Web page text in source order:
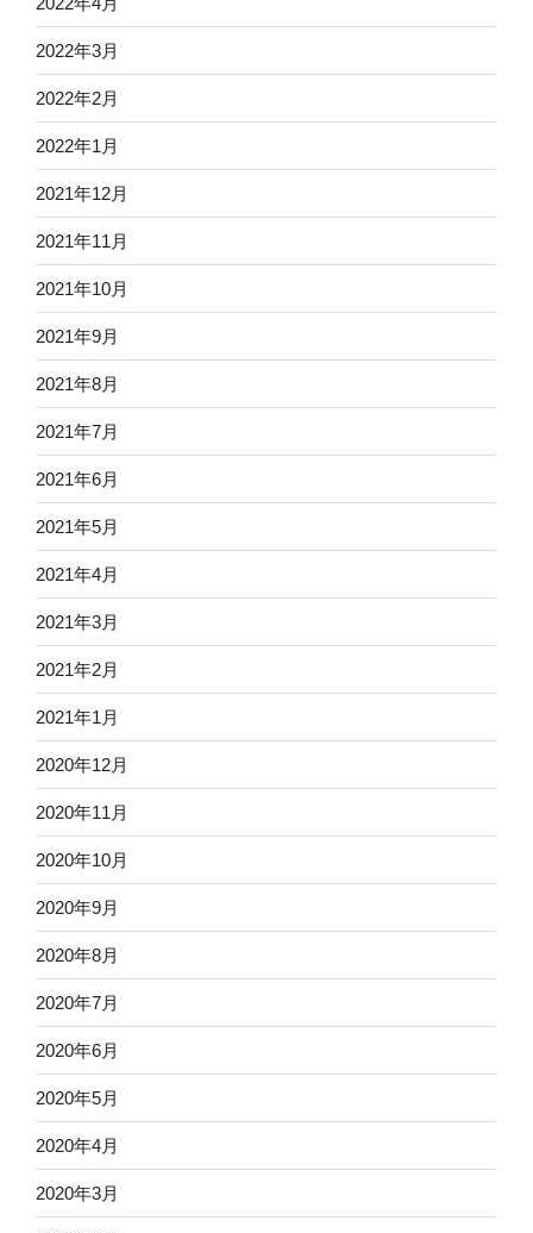
2022年3月
2022年2月
2022年1月
2021年12月
2021年11月
2021年10月
2021年9月
2021年8月
2021年7月
2021年6月
2021年5月
2021年4月
2021年3月
2021年2月
2021年1月
2020年12月
2020年11月
2020年10月
2020年9月
2020年8月
2020年7月
2020年6月
2020年5月
2020年4月
2020年3月